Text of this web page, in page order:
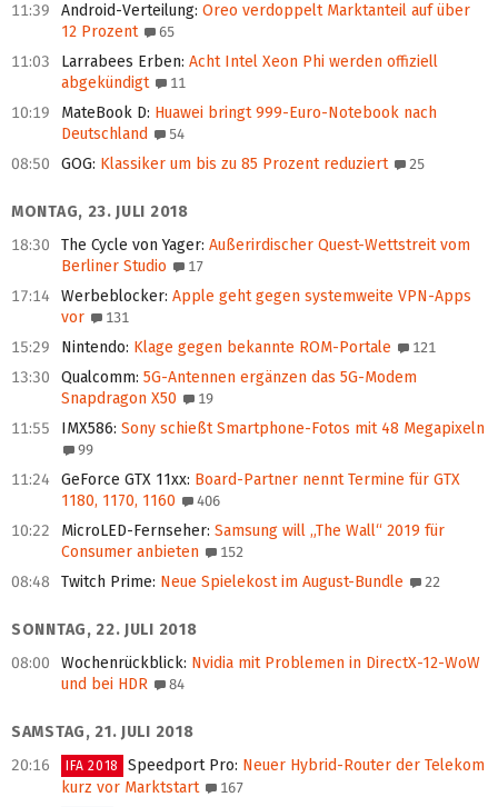
11:39 Android-Verteilung: Oreo verdoppelt Marktanteil auf über
12 Prozent
65
11:03 Larrabees Erben: Acht Intel Xeon Phi werden offiziell
abgekündigt
11
10:19 MateBook D: Huawei bringt 999-Euro-Notebook nach
Deutschland
54
08:50 GOG: Klassiker um bis zu 85 Prozent reduziert 25
MONTAG, 23. JULI 2018
18:30
The Cycle von Yager: Außerirdischer Quest-Wettstreit vom
Berliner Studio
17
17:14 Werbeblocker: Apple geht gegen systemweite VPN-Apps
vor
131
15:29 Nintendo: Klage gegen bekannte ROM-Portale 121
13:30 Qualcomm: 5G-Antennen ergänzen das 5G-Modem
Snapdragon X50
19
11:55 IMX586: Sony schießt Smartphone-Fotos mit 48 Megapixeln
99
11:24 GeForce GTX 11xx: Board-Partner nennt Termine für GTX
1180, 1170, 1160
406
10:22 MicroLED-Fernseher: Samsung will „The Wall“ 2019 für
Consumer anbieten
152
08:48 Twitch Prime: Neue Spielekost im August-Bundle 22
SONNTAG, 22. JULI 2018
08:00
Wochenrückblick: Nvidia mit Problemen in DirectX-12-WoW
und bei HDR
84
SAMSTAG, 21. JULI 2018
20:16
IFA 2018 Speedport Pro: Neuer Hybrid-Router der Telekom
kurz vor Marktstart
167